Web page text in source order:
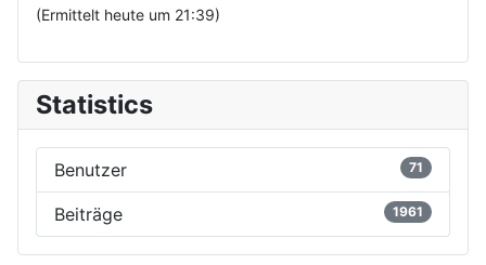
(Ermittelt heute um 21:39)
Statistics
Benutzer 71
Beiträge 1961